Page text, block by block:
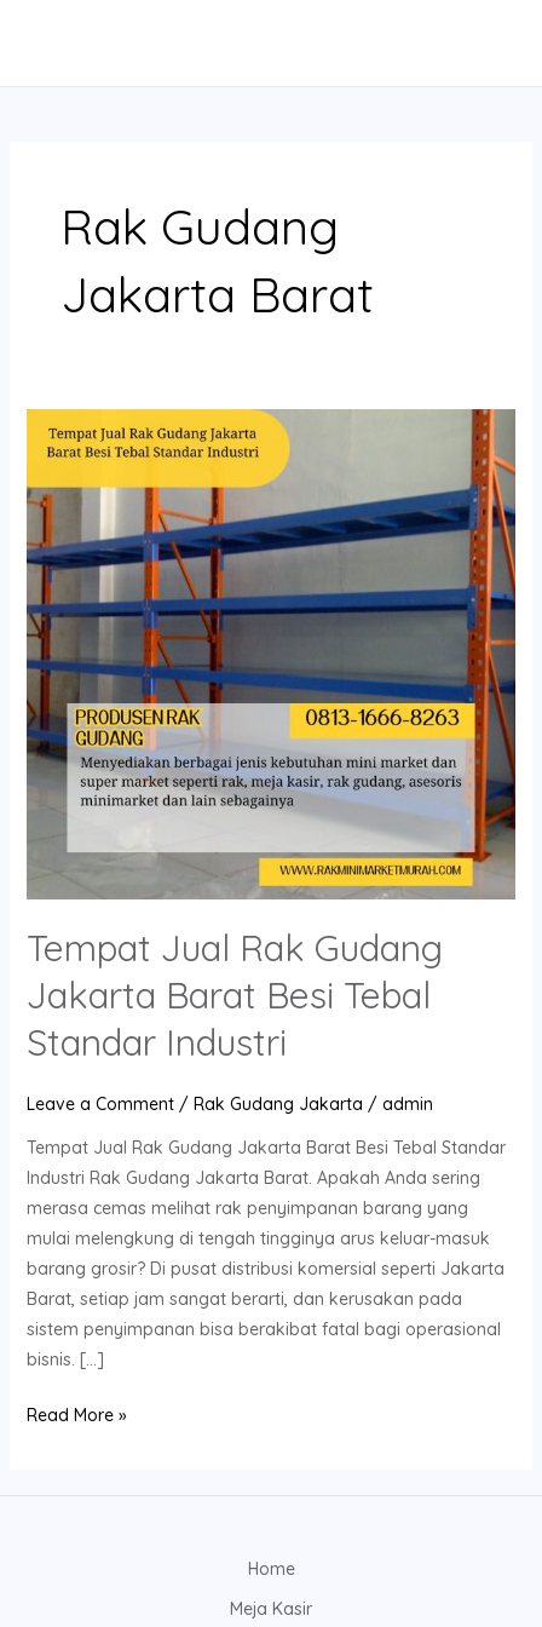
Rak Gudang
Jakarta Barat
Tempat Jual Rak Gudang
Jakarta Barat Besi Tebal
Standar Industri
Leave a Comment / Rak Gudang Jakarta / admin
Tempat Jual Rak Gudang Jakarta Barat Besi Tebal Standar
Industri Rak Gudang Jakarta Barat. Apakah Anda sering
merasa cemas melihat rak penyimpanan barang yang
mulai melengkung di tengah tingginya arus keluar-masuk
barang grosir? Di pusat distribusi komersial seperti Jakarta
Barat, setiap jam sangat berarti, dan kerusakan pada
sistem penyimpanan bisa berakibat fatal bagi operasional
bisnis. […]
Tempat
Jual
Rak
Gudang
Jakarta
Barat
Besi
Tebal
Standar
Industri
Read More »
Home
Meja Kasir